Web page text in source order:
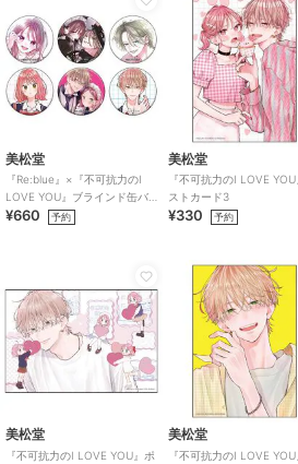
美松堂
『Re:blue』×『不可抗力のI
LOVE YOU』ブラインド缶バ
ッジ（全6種）
¥660 予約
美松堂
『不可抗力のI LOVE
ストカード3
¥330 予約
美松堂
『不可抗力のI LOVE YOU』ポ
美松堂
『不可抗力のI LOVE YOU